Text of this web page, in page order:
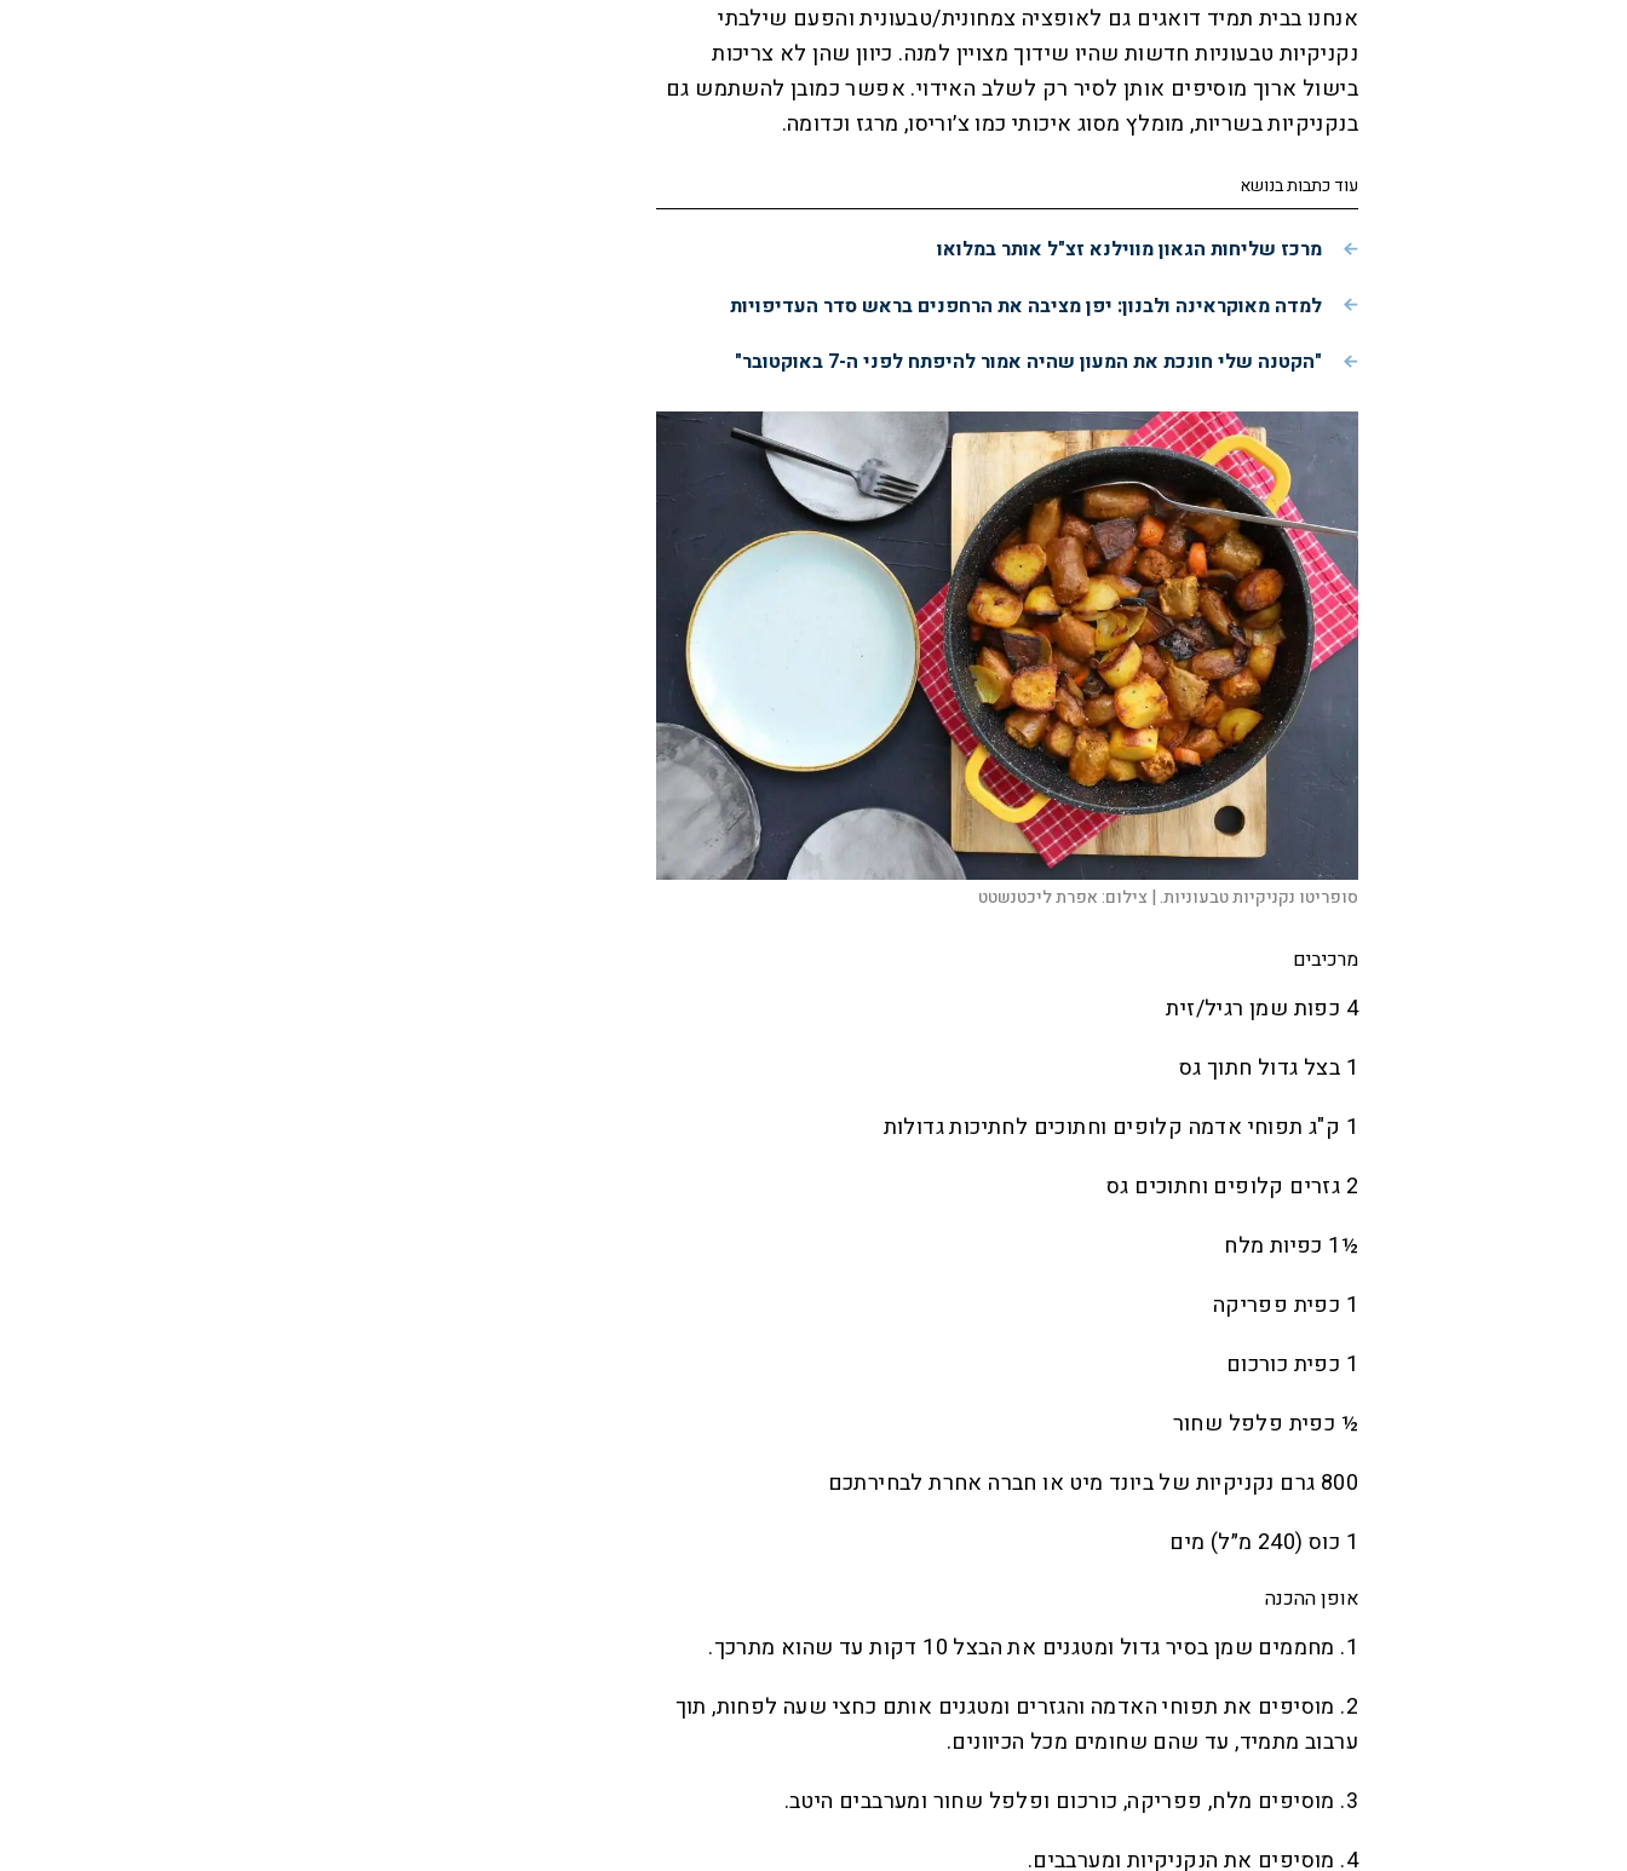
אנחנו בבית תמיד דואגים גם לאופציה צמחונית/טבעונית והפעם שילבתי
נקניקיות טבעוניות חדשות שהיו שידוך מצויין למנה. כיוון שהן לא צריכות
בישול ארוך מוסיפים אותן לסיר רק לשלב האידוי. אפשר כמובן להשתמש גם
בנקניקיות בשריות, מומלץ מסוג איכותי כמו צ׳וריסו, מרגז וכדומה.
עוד כתבות בנושא
מרכז שליחות הגאון מווילנא זצ"ל אותר במלואו
למדה מאוקראינה ולבנון: יפן מציבה את הרחפנים בראש סדר העדיפויות
"הקטנה שלי חונכת את המעון שהיה אמור להיפתח לפני ה-7 באוקטובר"
סופריטו נקניקיות טבעוניות. | צילום:אפרת ליכטנשטט
מרכיבים
4 כפות שמן רגיל/זית
1 בצל גדול חתוך גס
1 ק"ג תפוחי אדמה קלופים וחתוכים לחתיכות גדולות
2 גזרים קלופים וחתוכים גס
½1 כפיות מלח
1 כפית פפריקה
1 כפית כורכום
½ כפית פלפל שחור
800 גרם נקניקיות של ביונד מיט או חברה אחרת לבחירתכם
1 כוס (240 מ״ל) מים
אופן ההכנה
1. מחממים שמן בסיר גדול ומטגנים את הבצל 10 דקות עד שהוא מתרכך.
2. מוסיפים את תפוחי האדמה והגזרים ומטגנים אותם כחצי שעה לפחות, תוך
ערבוב מתמיד, עד שהם שחומים מכל הכיוונים.
3. מוסיפים מלח, פפריקה, כורכום ופלפל שחור ומערבבים היטב.
4. מוסיפים את הנקניקיות ומערבבים.